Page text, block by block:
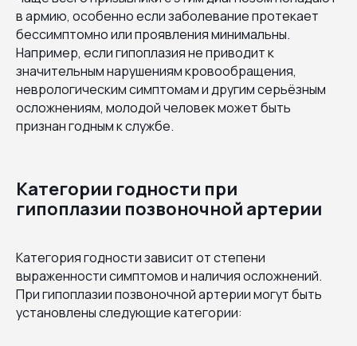
в армию, особенно если заболевание протекает
бессимптомно или проявления минимальны.
Например, если гипоплазия не приводит к
значительным нарушениям кровообращения,
неврологическим симптомам и другим серьёзным
осложнениям, молодой человек может быть
признан годным к службе.
Категории годности при
гипоплазии позвоночной артерии
Категория годности зависит от степени
выраженности симптомов и наличия осложнений.
При гипоплазии позвоночной артерии могут быть
установлены следующие категории: